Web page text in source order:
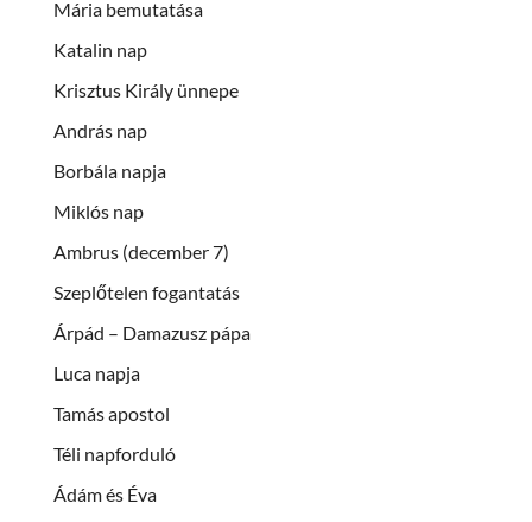
Mária bemutatása
Katalin nap
Krisztus Király ünnepe
András nap
Borbála napja
Miklós nap
Ambrus (december 7)
Szeplőtelen fogantatás
Árpád – Damazusz pápa
Luca napja
Tamás apostol
Téli napforduló
Ádám és Éva